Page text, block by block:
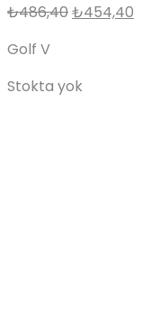
₺486,40Orijinal
₺454,40
Golf V
Stokta yok